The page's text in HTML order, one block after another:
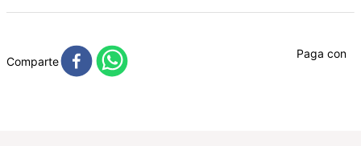
Comparte
Paga con